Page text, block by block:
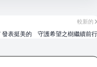
較新的
發表挺美的 守護希望之樹繼續前行